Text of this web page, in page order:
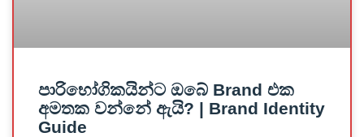
පාරිභෝගිකයින්ට ඔබේ Brand එක
අමතක වන්නේ ඇයි? | Brand Identity
Guide